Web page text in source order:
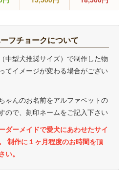
フチョークについて
中型犬推奨サイズ）で制作した物
てイメージが変わる場合がござい
ゃんのお名前をアルファベットの
ので、刻印ネームをご記入下さい
ダーメイドで愛犬にあわせたサイ
制作に１ヶ月程度のお時間を頂
い。